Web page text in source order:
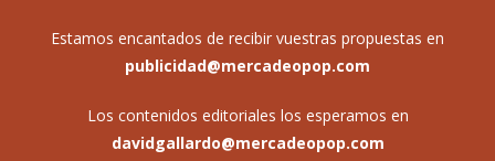
Estamos encantados de recibir vuestras propuestas en
publicidad@mercadeopop.com
Los contenidos editoriales los esperamos en
davidgallardo@mercadeopop.com